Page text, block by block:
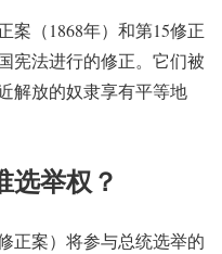
案（1868年）和第15修正
宪法进行的修正。它们被
解放的奴隶享有平等地
选举权？
正案）将参与总统选举的